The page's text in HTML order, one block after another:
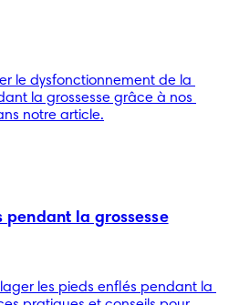
le dysfonctionnement de la
la grossesse grâce à nos
notre article.
pendant la grossesse
les pieds enflés pendant la